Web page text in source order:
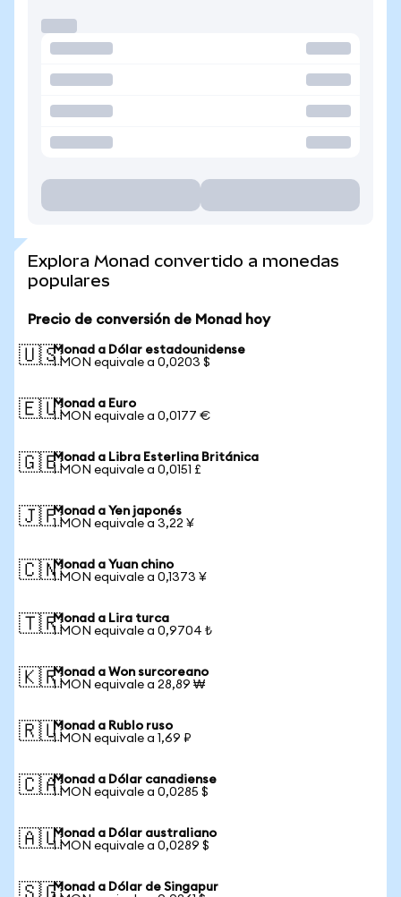
Explora Monad convertido a monedas
populares
Precio de conversión de Monad hoy
🇺🇸Monad a Dólar estadounidense
1 MON equivale a 0,0203 $
🇪🇺Monad a Euro
1 MON equivale a 0,0177 €
🇬🇧Monad a Libra Esterlina Británica
1 MON equivale a 0,0151 £
🇯🇵Monad a Yen japonés
1 MON equivale a 3,22 ¥
🇨🇳Monad a Yuan chino
1 MON equivale a 0,1373 ¥
🇹🇷Monad a Lira turca
1 MON equivale a 0,9704 ₺
🇰🇷Monad a Won surcoreano
1 MON equivale a 28,89 ₩
🇷🇺Monad a Rublo ruso
1 MON equivale a 1,69 ₽
🇨🇦Monad a Dólar canadiense
1 MON equivale a 0,0285 $
🇦🇺Monad a Dólar australiano
1 MON equivale a 0,0289 $
Monad a Dólar de Singapur